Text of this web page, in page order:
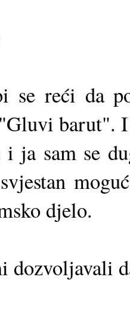
reći da
barut". I
ja sam se
djelo.
dozvoljavali